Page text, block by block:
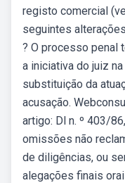
registo comercial
seguintes
? O processo penal
a iniciativa do juiz
substituição da
acusação.
artigo: Dl n. º 403/
omissões não
de diligências, ou
alegações finais